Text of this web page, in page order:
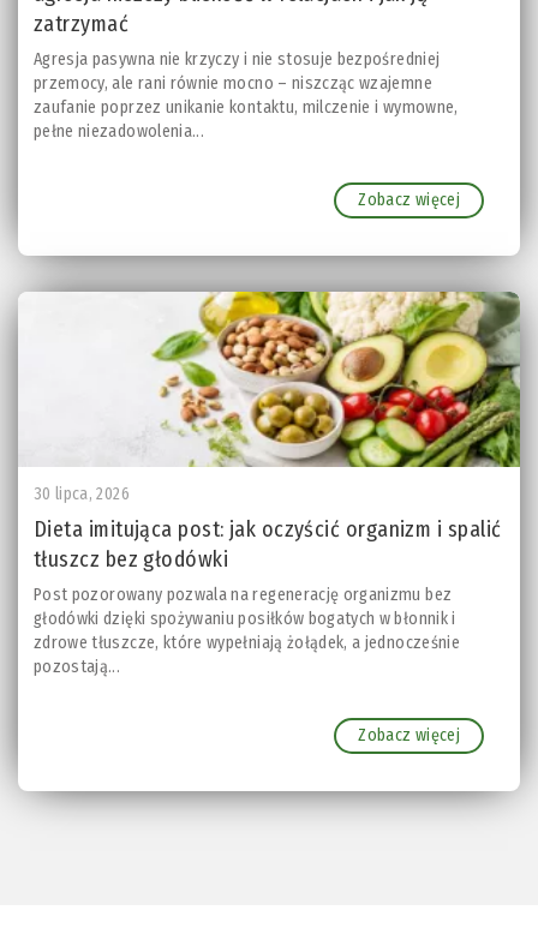
zatrzymać
Agresja pasywna nie krzyczy i nie stosuje bezpośredniej
przemocy, ale rani równie mocno – niszcząc wzajemne
zaufanie poprzez unikanie kontaktu, milczenie i wymowne,
pełne niezadowolenia...
Zobacz więcej
30 lipca, 2026
Dieta imitująca post: jak oczyścić organizm i spalić
tłuszcz bez głodówki
Post pozorowany pozwala na regenerację organizmu bez
głodówki dzięki spożywaniu posiłków bogatych w błonnik i
zdrowe tłuszcze, które wypełniają żołądek, a jednocześnie
pozostają...
Zobacz więcej